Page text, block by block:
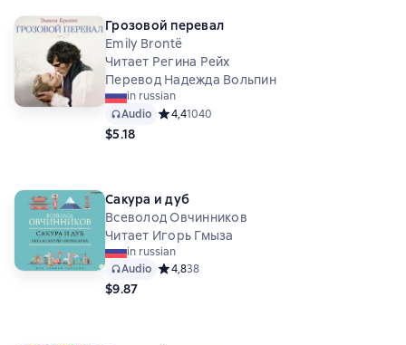
Грозовой перевал
Emily Brontë
Читает Регина Рейх
Перевод Надежда Вольпин
in russian
Audio Средний рейтинг 4,4 на основе 1040 оценок
4,41040
$5.18
Сакура и дуб
Всеволод Овчинников
Читает Игорь Гмыза
in russian
Audio Средний рейтинг 4,8 на основе 38 оценок
4,838
$9.87